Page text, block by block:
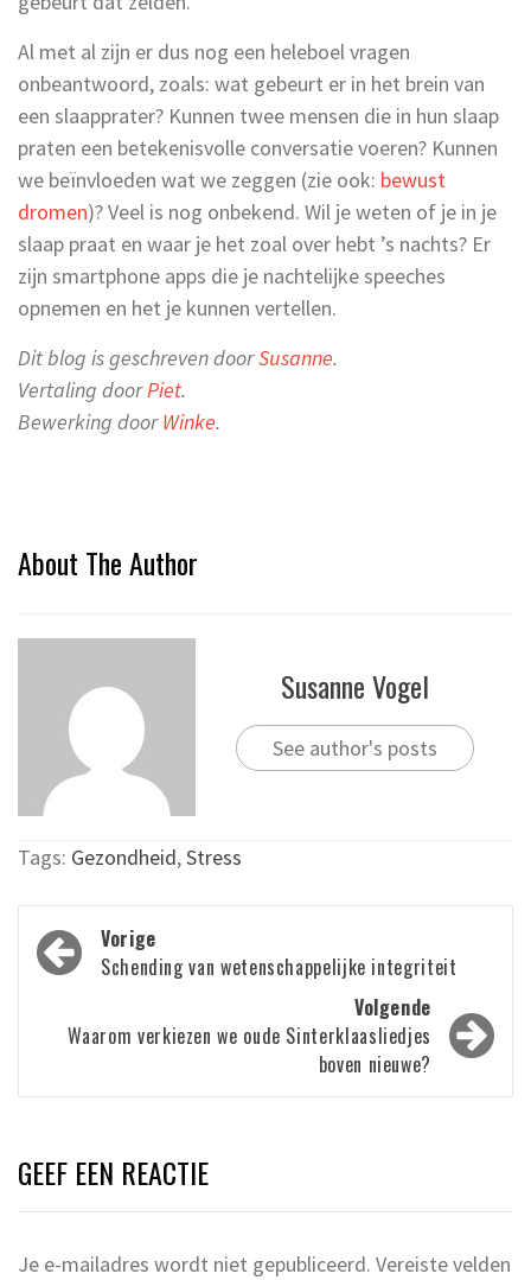
Al met al zijn er dus nog een heleboel vragen
onbeantwoord, zoals: wat gebeurt er in het brein van
een slaapprater? Kunnen twee mensen die in hun slaap
praten een betekenisvolle conversatie voeren? Kunnen
we beïnvloeden wat we zeggen (zie ook: bewust
dromen)? Veel is nog onbekend. Wil je weten of je in je
slaap praat en waar je het zoal over hebt ’s nachts? Er
zijn smartphone apps die je nachtelijke speeches
opnemen en het je kunnen vertellen.
Dit blog is geschreven doorSusanne.
Vertaling doorPiet.
Bewerking doorWinke.
About The Author
Susanne Vogel
See author's posts
Tags: Gezondheid,Stress
Bericht
navigatie
Vorige
Schending van wetenschappelijke integriteit
Volgende
Waarom verkiezen we oude Sinterklaasliedjes
boven nieuwe?
GEEF EEN REACTIE
Je e-mailadres wordt niet gepubliceerd. Vereiste velden